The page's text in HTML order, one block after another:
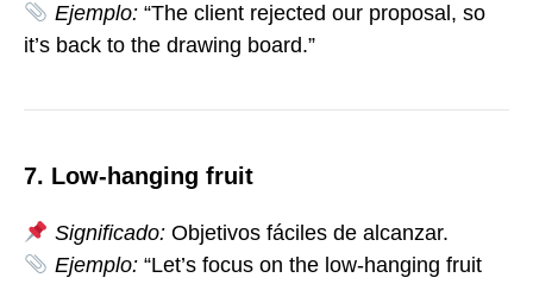
Ejemplo:“The client rejected our proposal, so
it’s back to the drawing board.”
7. Low-hanging fruit
Significado:Objetivos fáciles de alcanzar.
Ejemplo:“Let’s focus on the low-hanging fruit